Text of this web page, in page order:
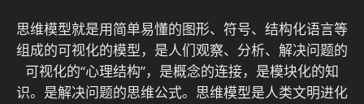
思维模型就是用简单易懂的图形、符号、结构化语言等
组成的可视化的模型，是人们观察、分析、解决问题的
可视化的“心理结构”，是概念的连接，是模块化的知
识。是解决问题的思维公式。思维模型是人类文明进化